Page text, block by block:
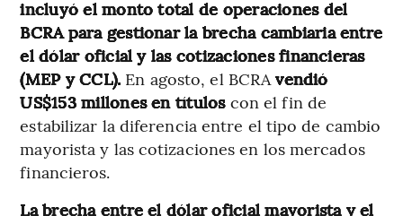
incluyó el monto total de operaciones del
BCRA para gestionar la brecha cambiaria entre
el dólar oficial y las cotizaciones financieras
(MEP y CCL). En agosto, el BCRAvendió
US$153 millones en títuloscon el fin de
estabilizar la diferencia entre el tipo de cambio
mayorista y las cotizaciones en los mercados
financieros.
La brecha entre el dólar oficial mayorista y el